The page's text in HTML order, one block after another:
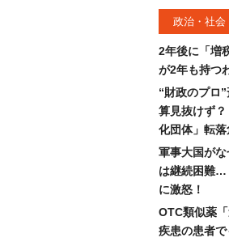
政治・社会
2年後に「増
が2年も持つ
“財政のプロ
算見抜けず
化団体」転落
軍事大国が
は継続困難…
に激怒！
OTC類似薬
疾患の患者